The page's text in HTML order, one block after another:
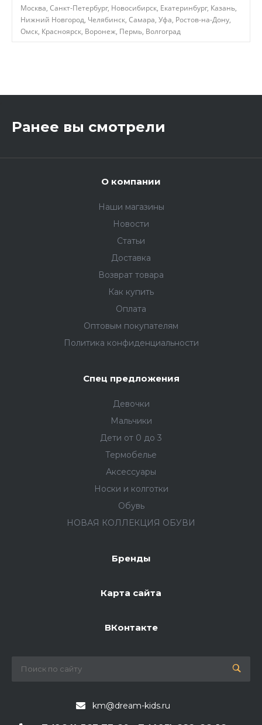
Москва, Санкт-Петербург, Новосибирск, Екатеринбург, Казань,
Нижний Новгород, Челябинск, Самара, Уфа, Ростов-на-Дону,
Омск, Красноярск, Воронеж, Пермь, Волгоград
Ранее вы смотрели
О компании
Наши магазины
Новости
Статьи
Доставка
Возврат товара
Как купить
Оплата
Оптовым покупателям
Политика конфиденциальности
Спец предложения
Девочки
Мальчики
Дети от 0 до 3
Термобелье
Аксессуары
Носки и колготки
Обувь
НОВАЯ КОЛЛЕКЦИЯ ОБУВИ
Бренды
Карта сайта
ВКонтакте
km@dream-kids.ru